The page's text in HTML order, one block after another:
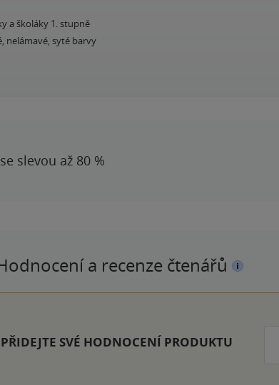
a školáky 1. stupně
nelámavé, syté barvy
slevou až 80 %
a recenze čtenářů
PŘIDEJTE SVÉ HODNOCENÍ PRODUKTU